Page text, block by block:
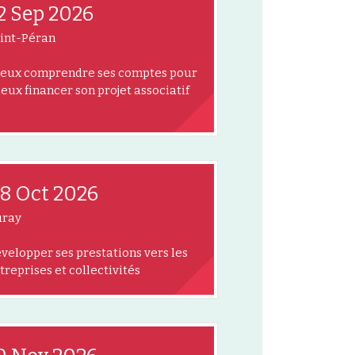
Sep 2026
Péran
comprendre ses comptes pour
financer son projet associatif
Oct 2026
ses prestations vers les
et collectivités